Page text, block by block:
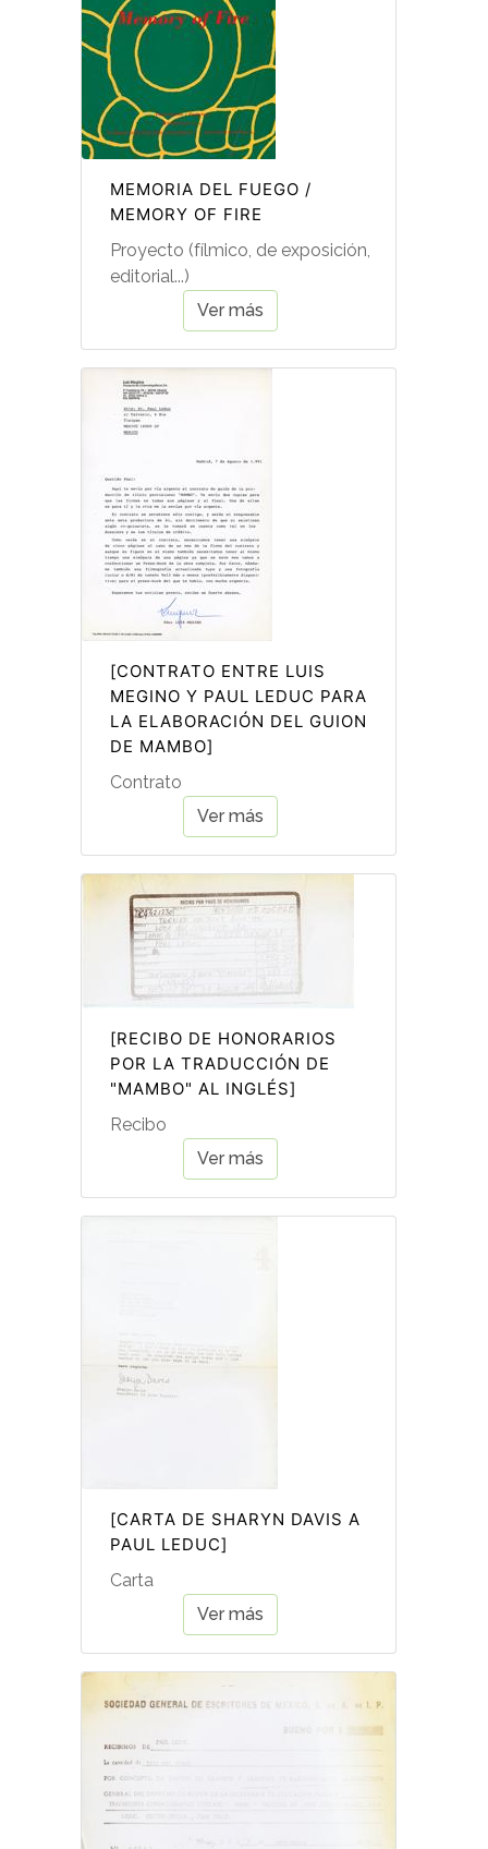
MEMORIA DEL FUEGO /
MEMORY OF FIRE
Proyecto (fílmico, de exposición,
editorial...)
Ver más
[CONTRATO ENTRE LUIS
MEGINO Y PAUL LEDUC PARA
LA ELABORACIÓN DEL GUION
DE MAMBO]
Contrato
Ver más
[RECIBO DE HONORARIOS
POR LA TRADUCCIÓN DE
"MAMBO" AL INGLÉS]
Recibo
Ver más
[CARTA DE SHARYN DAVIS A
PAUL LEDUC]
Carta
Ver más